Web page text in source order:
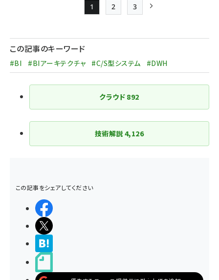
送
り
Page
1
Page
2
Page
3
この記事のキーワード
#BI #BIアーキテクチャ #C/S型システム #DWH
クラウド 892
技術解説 4,126
この記事をシェアしてください